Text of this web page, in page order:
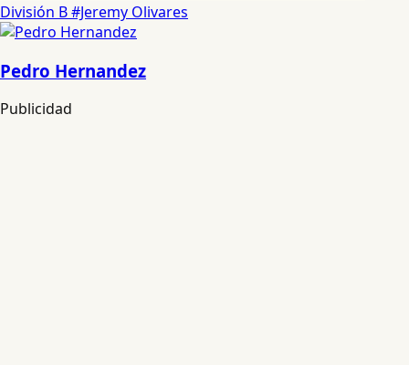
División B#Jeremy Olivares
Pedro Hernandez
Publicidad